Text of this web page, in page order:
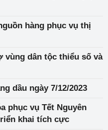
hàng phục vụ thị
vùng dân tộc thiểu số và
dầu ngày 7/12/2023
phục vụ Tết Nguyên
khai tích cực